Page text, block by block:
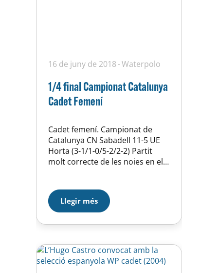
16 de juny de 2018 Waterpolo
1/4 final Campionat Catalunya
Cadet Femení
Cadet femení. Campionat de
Catalunya CN Sabadell 11-5 UE
Horta (3-1/1-0/5-2/2-2) Partit
molt correcte de les noies en els
falta d’encert en el tir exterior. El
CNSabadell ha plantejat una
defensa molt pressionant sobre
la Martina, i han aconseguit
moltes…
Llegir més